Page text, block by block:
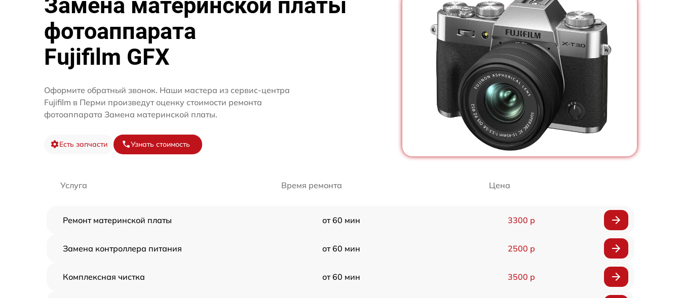
фотоаппарата
Fujifilm GFX
Оформите обратный звонок. Наши мастера из сервис-центра
Fujifilm в Перми произведут оценку стоимости ремонта
фотоаппарата Замена материнской платы.
Есть запчасти Узнать стоимость
Услуга Время ремонта Цена
Ремонт материнской платы от 60 мин 3300 р
Замена контроллера питания от 60 мин 2500 р
Комплексная чистка от 60 мин 3500 р